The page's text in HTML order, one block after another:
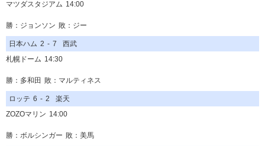
マツダスタジアム 14:00
勝：ジョンソン 敗：ジー
日本ハム 2 - 7
西武
札幌ドーム 14:30
勝：多和田 敗：マルティネス
ロッテ 6 - 2
楽天
ZOZOマリン 14:00
勝：ボルシンガー 敗：美馬